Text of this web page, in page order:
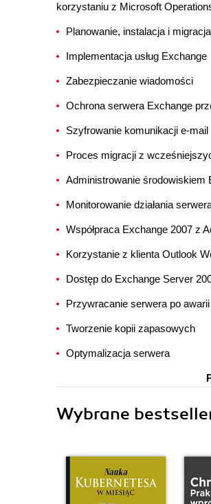
korzystaniu z Microsoft
Planowanie, instalacja i
Implementacja usług Exchange
Zabezpieczanie wiadomości
Ochrona serwera Exchange
Szyfrowanie komunikacji e-mail
Proces migracji z
Administrowanie środowiskiem
Monitorowanie działania
Współpraca Exchange 2007 z
Korzystanie z klienta Outlook
Dostęp do Exchange Server
Przywracanie serwera po awarii
Tworzenie kopii zapasowych
Optymalizacja serwera
Wybrane